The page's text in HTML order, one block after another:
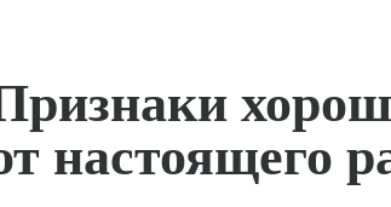
настоящего